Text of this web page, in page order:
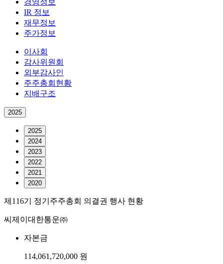
IR 정보
재무정보
주가정보
이사회
감사위원회
외부감사인
주주총회현황
지배구조
2025
2025
2024
2023
2022
2021
2020
제116기 정기주주총회 의결권 행사 현황
씨제이대한통운㈜
자본금
114,061,720,000 원